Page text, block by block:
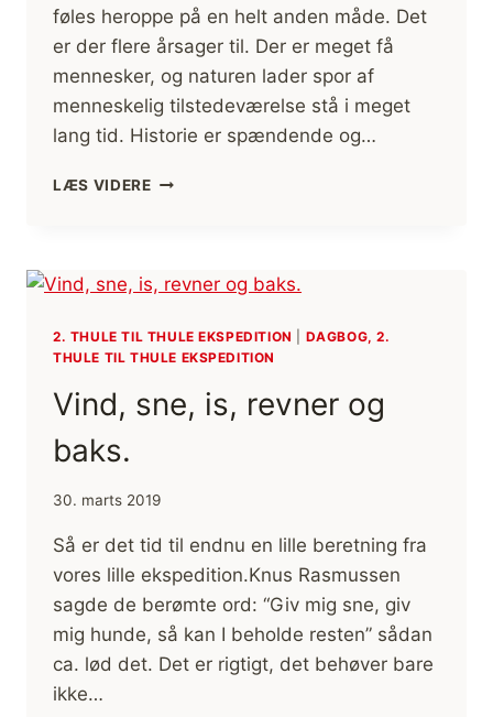
føles heroppe på en helt anden måde. Det
er der flere årsager til. Der er meget få
mennesker, og naturen lader spor af
menneskelig tilstedeværelse stå i meget
lang tid. Historie er spændende og…
LÆS VIDEREHISTORIENS
2. THULE TIL THULE EKSPEDITION
DAGBOG, 2.
THULE TIL THULE EKSPEDITION
Vind, sne, is, revner og
baks.
30. marts 2019
Så er det tid til endnu en lille beretning fra
vores lille ekspedition.Knus Rasmussen
sagde de berømte ord: “Giv mig sne, giv
mig hunde, så kan I beholde resten” sådan
ca. lød det. Det er rigtigt, det behøver bare
ikke…